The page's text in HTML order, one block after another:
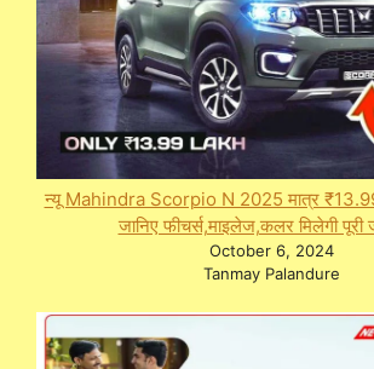
न्यू Mahindra Scorpio N 2025 मात्र
जानिए फीचर्स,माइलेज,कलर मिलेगी पूरी
October 6, 2024
Tanmay Palandure